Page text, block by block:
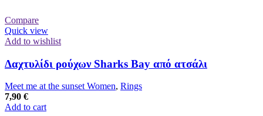
Compare
Quick view
Add to wishlist
Δαχτυλίδι ρούχων Sharks Bay από ατσάλι
Meet me at the sunset Women, Rings
7,90 €
Add to cart